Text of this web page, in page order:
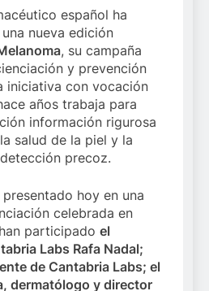
español ha
nueva edición
, su campaña
y prevención
iniciativa con vocación
años trabaja para
información rigurosa
salud de la piel y la
precoz.
hoy en una
celebrada en
participado el
Labs Rafa Nadal;
de Cantabria Labs; el
dermatólogo y director